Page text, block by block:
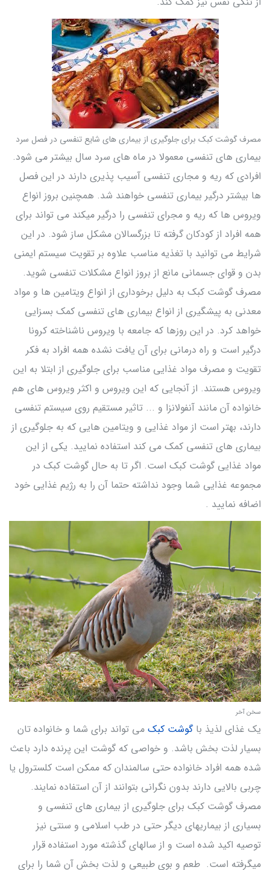
مصرف گوشت کبک برای جلوگیری از بیماری های شایع تنفسی در فصل سرد
بیماری های تنفسی معمولا در ماه های سرد سال بیشتر می شود.
افرادی که ریه و مجاری تنفسی آسیب پذیری دارند در این فصل
ها بیشتر درگیر بیماری تنفسی خواهند شد. همچنین بروز انواع
ویروس ها که ریه و مجرای تنفسی را درگیر میکند می تواند برای
همه افراد از کودکان گرفته تا بزرگسالان مشکل ساز شود. در این
شرایط می توانید با تغذیه مناسب علاوه بر تقویت سیستم ایمنی
بدن و قوای جسمانی مانع از بروز انواع مشکلات تنفسی شوید.
مصرف گوشت کبک به دلیل برخوداری از انواع ویتامین ها و مواد
معدنی به پیشگیری از انواع بیماری های تنفسی کمک بسزایی
خواهد کرد. در این روزها که جامعه با ویروس ناشناخته کرونا
درگیر است و راه درمانی برای آن یافت نشده همه افراد به فکر
تقویت و مصرف مواد غذایی مناسب برای جلوگیری از ابتلا به این
ویروس هستند. از آنجایی که این ویروس و اکثر ویروس های هم
خانواده آن مانند آنفولانزا و ... تاثیر مستقیم روی سیستم تنفسی
دارند، بهتر است از مواد غذایی و ویتامین هایی که به جلوگیری از
بیماری های تنفسی کمک می کند استفاده نمایید. یکی از این
مواد غذایی گوشت کبک است. اگر تا به حال گوشت کبک در
مجموعه غذایی شما وجود نداشته حتما آن را به رژیم غذایی خود
اضافه نمایید .
سخن آخر
یک غذای لذیذ باگوشت کبک می تواند برای شما و خانواده تان
بسیار لذت بخش باشد. و خواصی که گوشت این پرنده دارد باعث
شده همه افراد خانواده حتی سالمندان که ممکن است کلسترول یا
چربی بالایی دارند بدون نگرانی بتوانند از آن استفاده نمایند.
مصرف گوشت کبک برای جلوگیری از بیماری های تنفسی و
بسیاری از بیماریهای دیگر حتی در طب اسلامی و سنتی نیز
توصیه اکید شده است و از سالهای گذشته مورد استفاده قرار
میگرفته است. طعم و بوی طبیعی و لذت بخش آن شما را برای